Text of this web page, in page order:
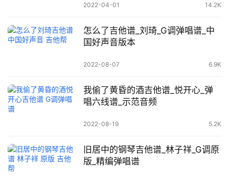
2022-04-01 14.2K
怎么了吉他谱_刘琦_G调弹唱谱_中
国好声音版本
2022-08-07 6.9K
我偷了黄昏的酒吉他谱_悦开心_弹
唱六线谱_示范音频
2022-08-19 5.2K
旧居中的钢琴吉他谱_林子祥_G调原
版_精编弹唱谱